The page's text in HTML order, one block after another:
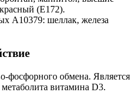
(Е172).
A10379: шеллак, железа
фосфорного обмена. Является
витамина D3.